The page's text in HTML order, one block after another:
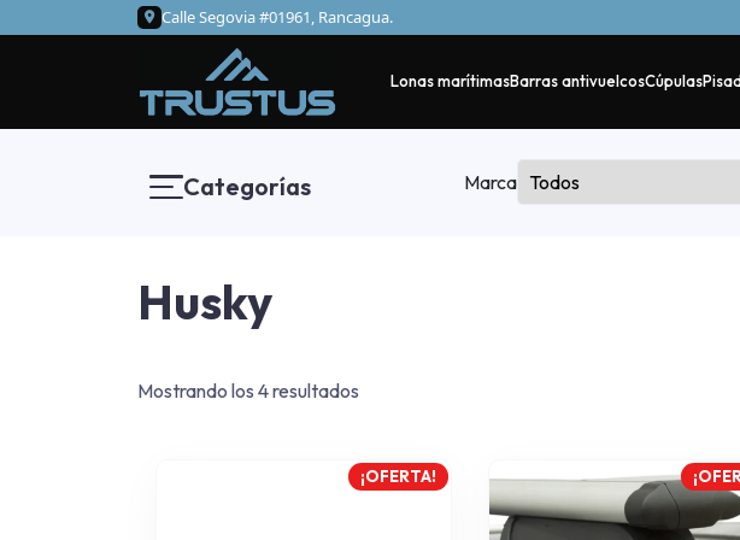
Calle Segovia #01961, Rancagua.
Lonas marítimasBarras antivuelcosCúpulas
Categorías Marca
Husky
Mostrando los 4 resultados
¡OFERTA!